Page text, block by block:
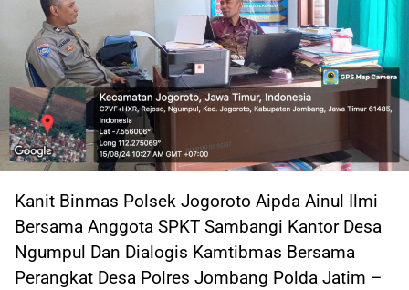
Kanit Binmas Polsek Jogoroto Aipda Ainul Ilmi
Bersama Anggota SPKT Sambangi Kantor Desa
Ngumpul Dan Dialogis Kamtibmas Bersama
Perangkat Desa Polres Jombang Polda Jatim –